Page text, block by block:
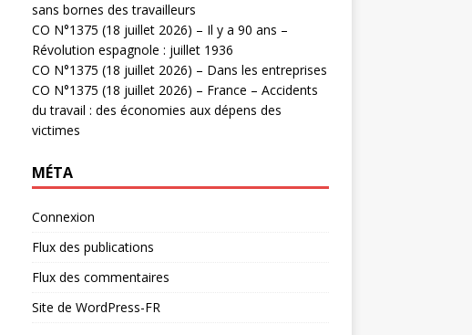
sans bornes des travailleurs
CO N°1375 (18 juillet 2026) – Il y a 90 ans –
Révolution espagnole : juillet 1936
CO N°1375 (18 juillet 2026) – Dans les entreprises
CO N°1375 (18 juillet 2026) – France – Accidents
du travail : des économies aux dépens des
victimes
MÉTA
Connexion
Flux des publications
Flux des commentaires
Site de WordPress-FR